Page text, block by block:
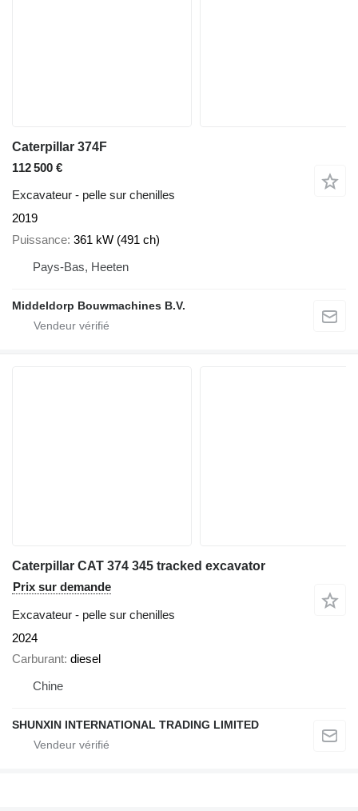
Caterpillar 374F
112 500 €
Excavateur - pelle sur chenilles
2019
Puissance 361 kW (491 ch)
Pays-Bas, Heeten
Middeldorp Bouwmachines B.V.
Caterpillar CAT 374 345 tracked excavator
Prix sur demande
Excavateur - pelle sur chenilles
2024
Carburant diesel
Chine
SHUNXIN INTERNATIONAL TRADING LIMITED